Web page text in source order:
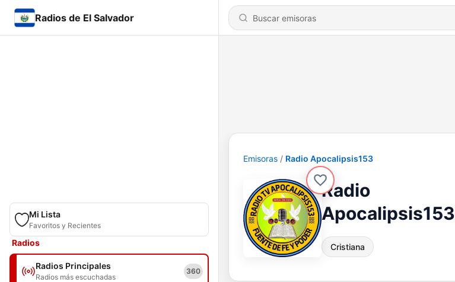
Radios de El Salvador
Mi Lista
Favoritos y Recientes
Radios
Radios Principales
Radios más escuchadas
360
Emisoras Radio Apocalipsis153
Radio
Apocalipsis153
Cristiana